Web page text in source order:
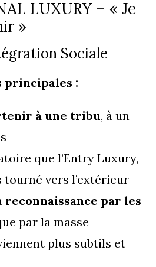
LUXURY – « Je
»
Sociale
principales :
à une tribu, à un
que l’Entry Luxury,
vers l’extérieur
reconnaissance par les
par la masse
plus subtils et